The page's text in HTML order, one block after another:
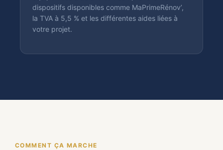
dispositifs disponibles comme MaPrimeRénov’,
la TVA à 5,5 % et les différentes aides liées à
votre projet.
COMMENT ÇA MARCHE